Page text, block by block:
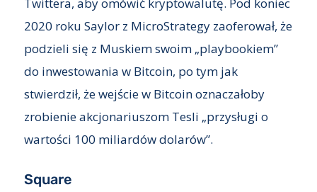
2020 roku Saylor z MicroStrategy zaoferował, że
podzieli się z Muskiem swoim „playbookiem”
do inwestowania w Bitcoin, po tym jak
stwierdził, że wejście w Bitcoin oznaczałoby
zrobienie akcjonariuszom Tesli „przysługi o
wartości 100 miliardów dolarów”.
Square